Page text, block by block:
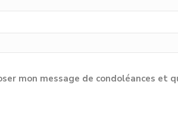
mon message de condoléances